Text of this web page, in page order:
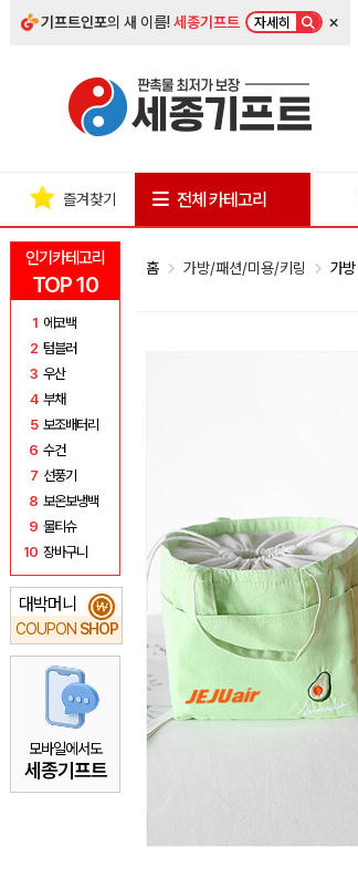
기프트인포의 새 이름!세종기프트 자세히 ×
인기카테고리
TOP 10
1 에코백
2 텀블러
3 우산
4 부채
5 보조배터리
6 수건
7 선풍기
8 보온보냉백
9 물티슈
10 장바구니
대박머니
COUPON SHOP
₩
모바일에서도
세종기프트
즐겨찾기 전체 카테고리
홈 가방/패션/미용/키링 가방